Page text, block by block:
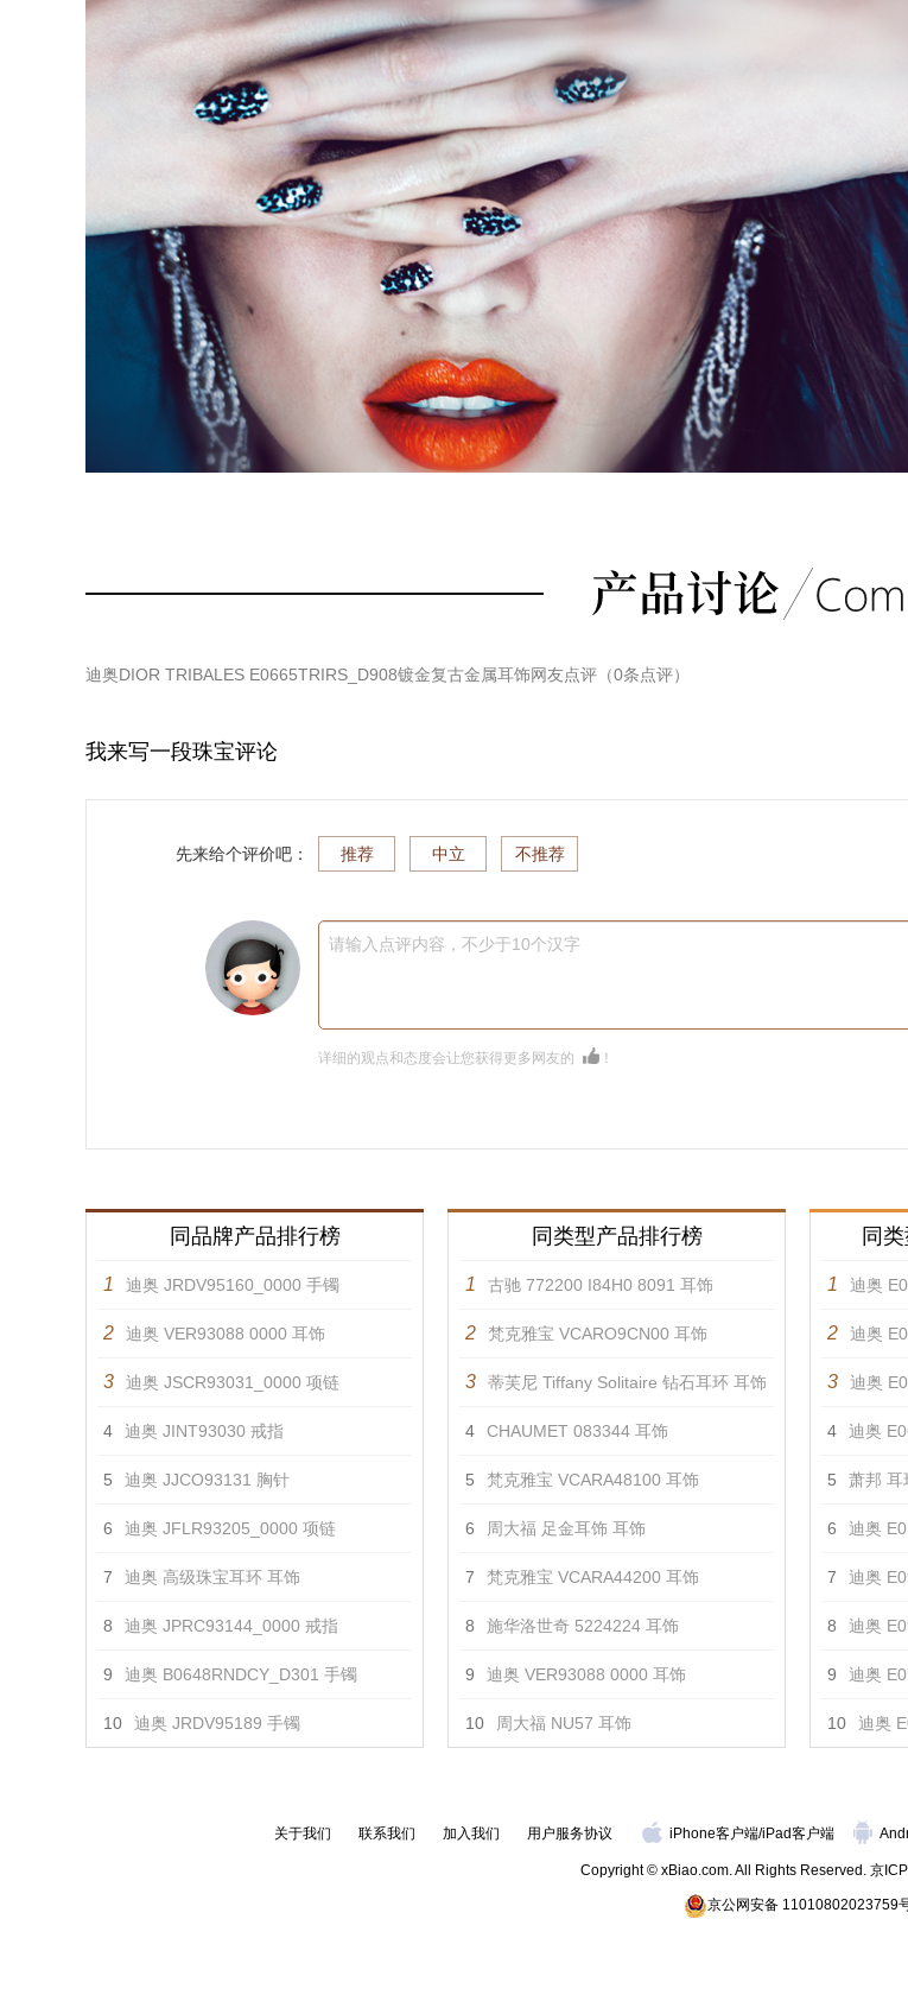
迪奥DIOR TRIBALES E0665TRIRS_D908镀金复古金属耳饰网友点评（0条点评）
我来写一段珠宝评论
先来给个评价吧： 推荐 中立 不推荐
请输入点评内容，不少于10个汉字
详细的观点和态度会让您获得更多网友的 ！
同品牌产品排行榜
1 迪奥 JRDV95160_0000 手镯
2 迪奥 VER93088 0000 耳饰
3 迪奥 JSCR93031_0000 项链
4 迪奥 JINT93030 戒指
5 迪奥 JJCO93131 胸针
6 迪奥 JFLR93205_0000 项链
7 迪奥 高级珠宝耳环 耳饰
8 迪奥 JPRC93144_0000 戒指
9 迪奥 B0648RNDCY_D301 手镯
10 迪奥 JRDV95189 手镯
同类型产品排行榜
1 古驰 772200 I84H0 8091 耳饰
2 梵克雅宝 VCARO9CN00 耳饰
3 蒂芙尼 Tiffany Solitaire 钻石耳环 耳饰
4 CHAUMET 083344 耳饰
5 梵克雅宝 VCARA48100 耳饰
6 周大福 足金耳饰 耳饰
7 梵克雅宝 VCARA44200 耳饰
8 施华洛世奇 5224224 耳饰
9 迪奥 VER93088 0000 耳饰
10 周大福 NU57 耳饰
同
1 迪奥
2 迪奥
3 迪奥
4 迪奥
5 萧邦 耳
6 迪奥
7 迪奥
8 迪奥
9 迪奥
10 迪奥
关于我们 联系我们 加入我们 用户服务协议 iPhone客户端/iPad客户端
Copyright © xBiao.com. All Rights Reserved. 京
京公网安备 11010802023759